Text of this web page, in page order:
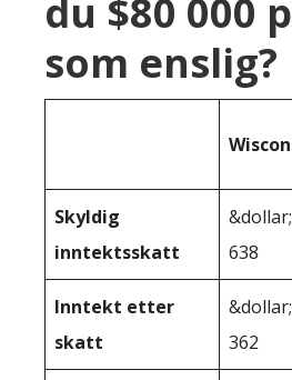
du $80 000
som enslig?
Skyldig
inntektsskatt
638
Inntekt etter
skatt
362